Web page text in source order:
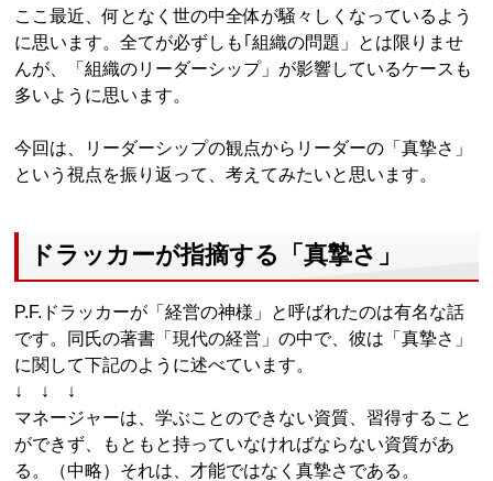
ここ最近、何となく世の中全体が騒々しくなっているよう
に思います。全てが必ずしも｢組織の問題」とは限りませ
んが、「組織のリーダーシップ」が影響しているケースも
多いように思います。
今回は、リーダーシップの観点からリーダーの「真摯さ」
という視点を振り返って、考えてみたいと思います。
ドラッカーが指摘する「真摯さ」
P.F.ドラッカーが「経営の神様」と呼ばれたのは有名な話
です。同氏の著書「現代の経営」の中で、彼は「真摯さ」
に関して下記のように述べています。
↓ ↓ ↓
マネージャーは、学ぶことのできない資質、習得すること
ができず、もともと持っていなければならない資質があ
る。（中略）それは、才能ではなく真摯さである。